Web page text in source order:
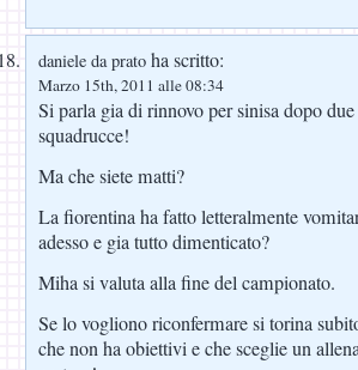
daniele da prato ha scritto:
Marzo 15th, 2011 alle 08:34
Si parla gia di rinnovo per sinisa dopo
squadrucce!
Ma che siete matti?
La fiorentina ha fatto letteralmente
adesso e gia tutto dimenticato?
Miha si valuta alla fine del campionato.
Se lo vogliono riconfermare si torina
che non ha obiettivi e che sceglie un